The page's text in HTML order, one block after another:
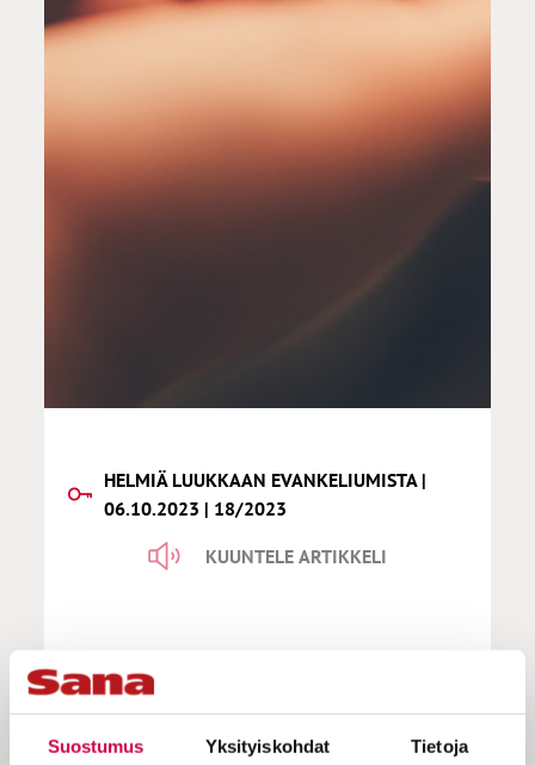
Suostumus Yksityiskohdat Tietoja
HELMIÄ LUUKKAAN EVANKELIUMISTA |
06.10.2023 | 18/2023
KUUNTELE ARTIKKELI
Kari Kuula | Istut pyhien
jättiläisten harteilla